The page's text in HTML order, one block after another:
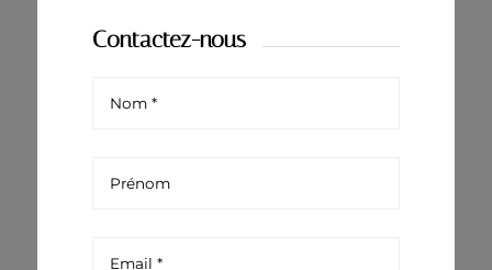
Contactez-nous